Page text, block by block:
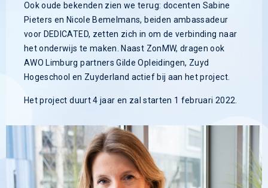
Ook oude bekenden zien we terug: docenten Sabine
Pieters en Nicole Bemelmans, beiden ambassadeur
voor DEDICATED, zetten zich in om de verbinding naar
het onderwijs te maken. Naast ZonMW, dragen ook
AWO Limburg partners Gilde Opleidingen, Zuyd
Hogeschool en Zuyderland actief bij aan het project.
Het project duurt 4 jaar en zal starten 1 februari 2022.